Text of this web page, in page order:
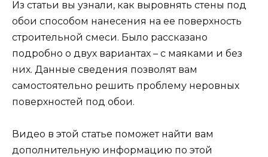
Из статьи вы узнали, как выровнять стены под
обои способом нанесения на ее поверхность
строительной смеси. Было рассказано
подробно о двух вариантах – с маяками и без
них. Данные сведения позволят вам
самостоятельно решить проблему неровных
поверхностей под обои.
Видео в этой статье поможет найти вам
дополнительную информацию по этой